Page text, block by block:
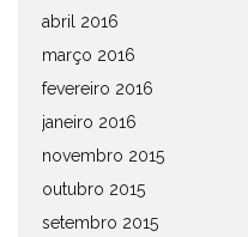
abril 2016
março 2016
fevereiro 2016
janeiro 2016
novembro 2015
outubro 2015
setembro 2015